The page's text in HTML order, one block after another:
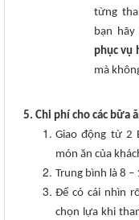
từng
bạn hãy
phục vụ
mà
5. Chi phí cho các bữa
Giao động từ 2
món ăn của
Trung bình là 8 –
Để có cái nhìn
chọn lựa khi